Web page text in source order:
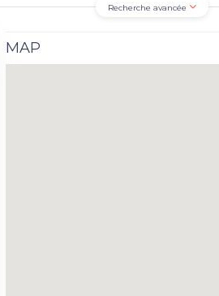
Recherche avancée
MAP